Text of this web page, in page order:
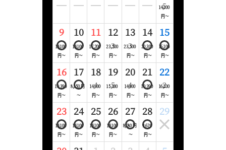
5
14,100
円～
9
14,100
円～
10
14,100
円～
11
17,200
円～
12
3
23,500
円～
13
3
23,500
円～
14
20,300
円～
15
16,100
円～
16
10,390
円～
17
8,850 円
～
18
4
14,100
円～
19
5
15,100
円～
20
4
14,100
円～
21
10,390
円～
22
2
16,100
円～
23
14,100
円～
24
14,100
円～
25
14,100
円～
26
14,100
円～
27
8,080 円
～
28
9,620
円～
29